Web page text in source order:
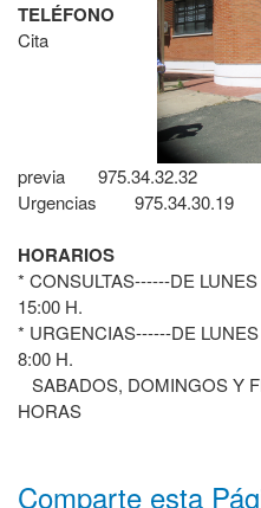
TELÉFONO
Cita
previa 975.34.32.32
Urgencias 975.34.30.19
HORARIOS
* CONSULTAS------DE
15:00 H.
* URGENCIAS------DE
8:00 H.
SABADOS, DOMINGOS Y
HORAS
Comparte esta